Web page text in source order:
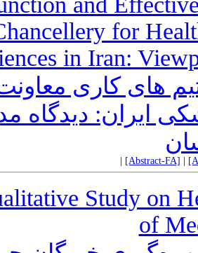
for
in Iran:
های کاری
ایران: دیدگاه
[Abstract-FA]
Study on
of